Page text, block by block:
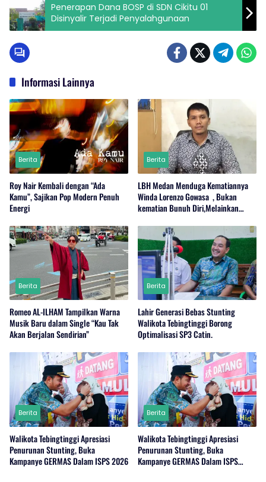
Penerapan Dana BOSP di SDN Cikitu 01
Disinyalir Terjadi Penyalahgunaan
Informasi Lainnya
Berita
Roy Nair Kembali dengan “Ada
Kamu”, Sajikan Pop Modern Penuh
Energi
Berita
LBH Medan Menduga Kematiannya
Winda Lorenzo Gowasa , Bukan
kematian Bunuh Diri,Melainkan
Berita
Romeo AL-ILHAM Tampilkan Warna
Musik Baru dalam Single “Kau Tak
Akan Berjalan Sendirian”
Berita
Lahir Generasi Bebas Stunting
Walikota Tebingtinggi Borong
Optimalisasi SP3 Catin.
Berita
Walikota Tebingtinggi Apresiasi
Penurunan Stunting, Buka
Kampanye GERMAS Dalam ISPS 2026
Berita
Walikota Tebingtinggi Apresiasi
Penurunan Stunting, Buka
Kampanye GERMAS Dalam ISPS